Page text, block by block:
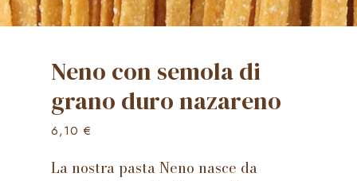
Neno con semola di
grano duro nazareno
6,10 €
La nostra pasta Neno nasce da